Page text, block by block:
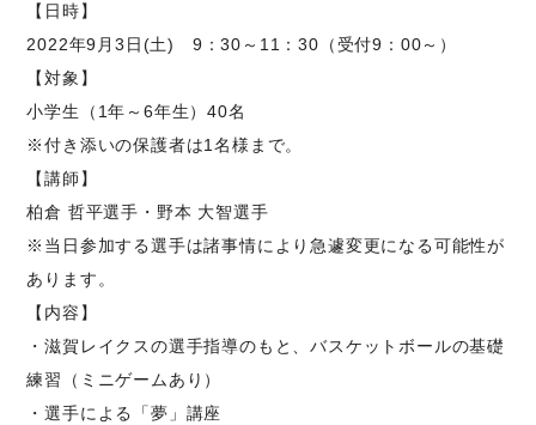
【日時】
2022年9月3日(土) 9：30～11：30（受付9：00～）
【対象】
小学生（1年～6年生）40名
※付き添いの保護者は1名様まで。
【講師】
柏倉 哲平選手・野本 大智選手
※当日参加する選手は諸事情により急遽変更になる可能性が
あります。
【内容】
・滋賀レイクスの選手指導のもと、バスケットボールの基礎
練習（ミニゲームあり）
・選手による「夢」講座